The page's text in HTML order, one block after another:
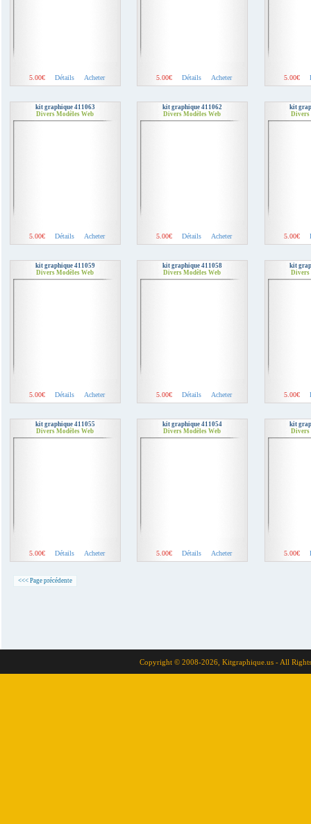
5.00€ Détails Acheter 5.00€ Détails Acheter 5.00€
kit graphique 411063
Divers Modèles Web
5.00€ Détails Acheter
kit graphique 411062
Divers Modèles Web
5.00€ Détails Acheter
kit
Divers
5.00€
kit graphique 411059
Divers Modèles Web
5.00€ Détails Acheter
kit graphique 411058
Divers Modèles Web
5.00€ Détails Acheter
kit
Divers
5.00€
kit graphique 411055
Divers Modèles Web
5.00€ Détails Acheter
kit graphique 411054
Divers Modèles Web
5.00€ Détails Acheter
kit
Divers
5.00€
<<< Page précédente
Copyright © 2008-2026, Kitgraphique.us - All